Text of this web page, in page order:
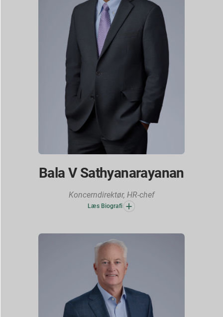
Bala V Sathyanarayanan
Koncerndirektør, HR-chef
Læs Biografi